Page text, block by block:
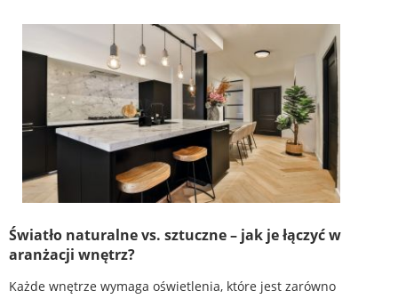
Światło naturalne vs. sztuczne – jak je łączyć w
aranżacji wnętrz?
Każde wnętrze wymaga oświetlenia, które jest zarówno